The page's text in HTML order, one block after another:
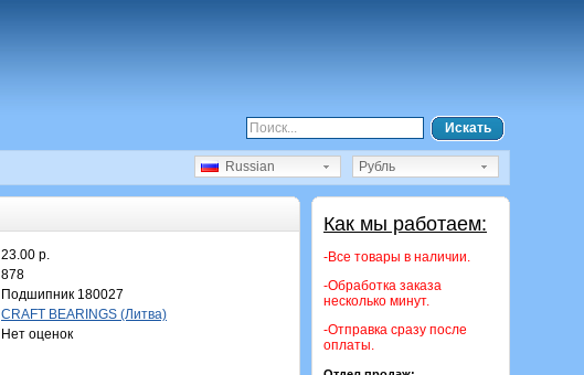
Искать
Рубль
Russian
Как мы работаем:
-Все товары в наличии.
-Обработка заказа
несколько минут.
-Отправка сразу после
оплаты.
23.00 р.
878
Подшипник 180027
CRAFT BEARINGS (Литва)
Нет оценок